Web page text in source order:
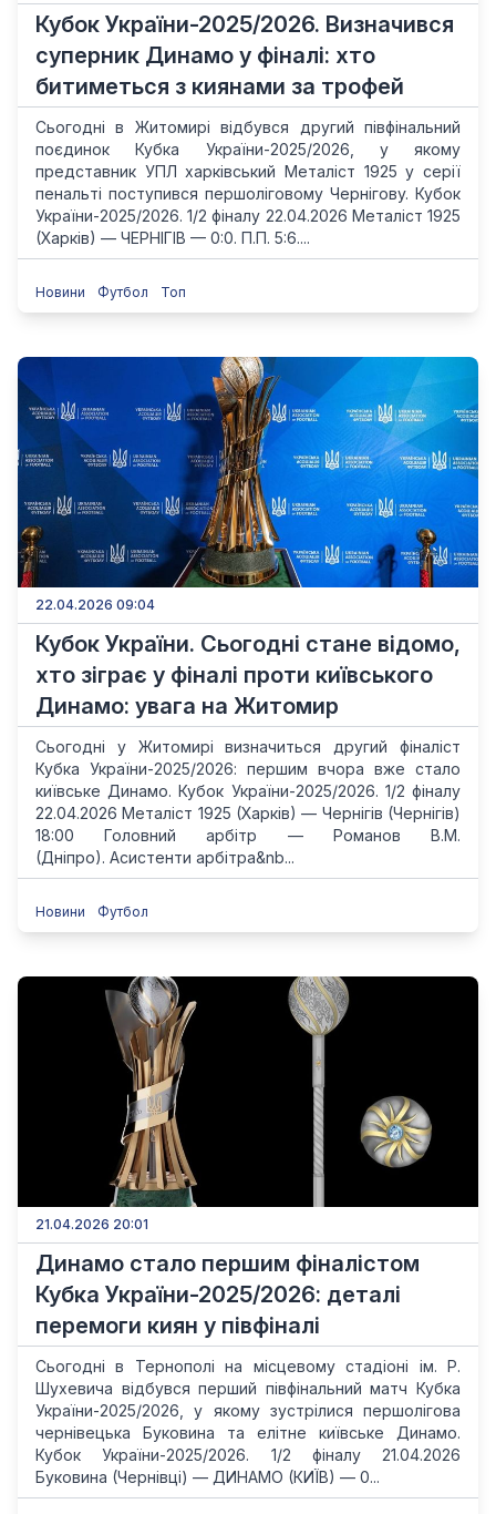
Кубок України-2025/2026. Визначився
суперник Динамо у фіналі: хто
битиметься з киянами за трофей
Сьогодні в Житомирі відбувся другий півфінальний
поєдинок Кубка України-2025/2026, у якому
представник УПЛ харківський Металіст 1925 у серії
пенальті поступився першоліговому Чернігову. Кубок
України-2025/2026. 1/2 фіналу 22.04.2026 Металіст 1925
(Харків) — ЧЕРНІГІВ — 0:0. П.П. 5:6....
Новини Футбол Топ
22.04.2026 09:04
Кубок України. Сьогодні стане відомо,
хто зіграє у фіналі проти київського
Динамо: увага на Житомир
Сьогодні у Житомирі визначиться другий фіналіст
Кубка України-2025/2026: першим вчора вже стало
київське Динамо. Кубок України-2025/2026. 1/2 фіналу
22.04.2026 Металіст 1925 (Харків) — Чернігів (Чернігів)
18:00 Головний арбітр — Романов В.М.
(Дніпро). Асистенти арбітра&nb...
Новини Футбол
21.04.2026 20:01
Динамо стало першим фіналістом
Кубка України-2025/2026: деталі
перемоги киян у півфіналі
Сьогодні в Тернополі на місцевому стадіоні ім. Р.
Шухевича відбувся перший півфінальний матч Кубка
України-2025/2026, у якому зустрілися першолігова
чернівецька Буковина та елітне київське Динамо.
Кубок України-2025/2026. 1/2 фіналу 21.04.2026
Буковина (Чернівці) — ДИНАМО (КИЇВ) — 0...